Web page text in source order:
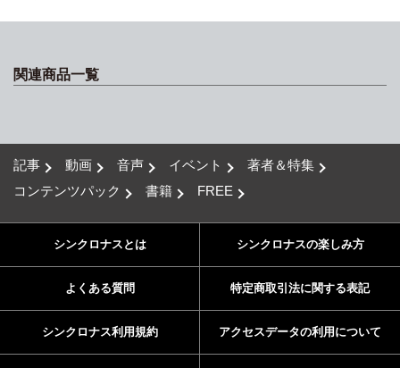
関連商品一覧
記事 動画 音声 イベント
著者＆特集
コンテンツパック
書籍 FREE
シンクロナスとは シンクロナスの楽しみ方
よくある質問 特定商取引法に関する表記
シンクロナス利用規約 アクセスデータの利用について